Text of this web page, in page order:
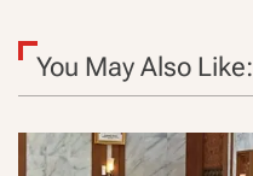
You May Also Like: